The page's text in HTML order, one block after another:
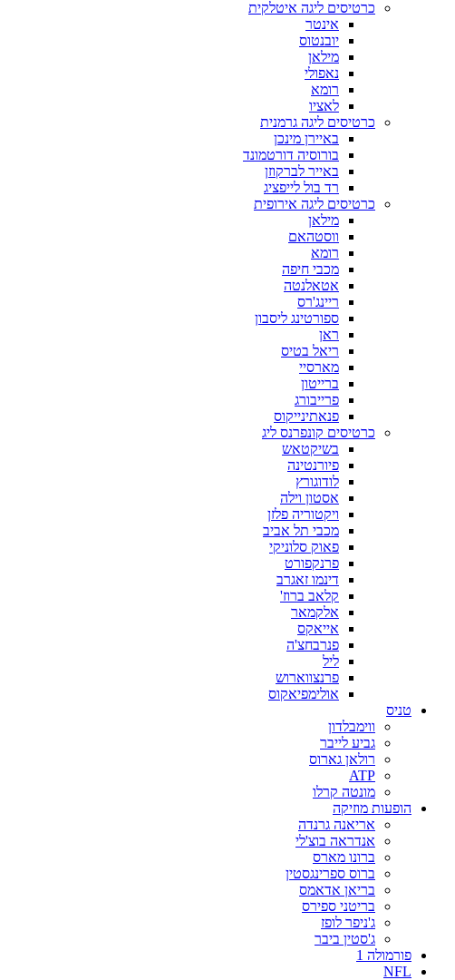
כרטיסים ליגה איטלקית
אינטר
יובנטוס
מילאן
נאפולי
רומא
לאציו
כרטיסים ליגה גרמנית
באיירן מינכן
בורוסיה דורטמונד
באייר לברקוזן
רד בול לייפציג
כרטיסים ליגה אירופית
מילאן
ווסטהאם
רומא
מכבי חיפה
אטאלנטה
ריינג'רס
ספורטינג ליסבון
ראן
ריאל בטיס
מארסיי
ברייטון
פרייבורג
פנאתינייקוס
כרטיסים קונפרנס ליג
בשיקטאש
פיורנטינה
לודוגורץ
אסטון וילה
ויקטוריה פלזן
מכבי תל אביב
פאוק סלוניקי
פרנקפורט
דינמו זאגרב
קלאב ברוז'
אלקמאר
אייאקס
פנרבחצ'ה
ליל
פרנצווארוש
אולימפיאקוס
טניס
ווימבלדון
גביע לייבר
רולאן גארוס
ATP
מונטה קרלו
הופעות מוזיקה
אריאנה גרנדה
אנדראה בוצ'לי
ברונו מארס
ברוס ספרינגסטין
בריאן אדאמס
בריטני ספירס
ג'ניפר לופז
ג'סטין ביבר
פורמולה 1
NFL